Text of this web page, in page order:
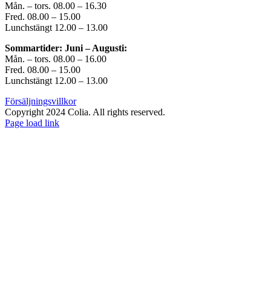
Mån. – tors. 08.00 – 16.30
Fred. 08.00 – 15.00
Lunchstängt 12.00 – 13.00
Sommartider: Juni – Augusti:
Mån. – tors. 08.00 – 16.00
Fred. 08.00 – 15.00
Lunchstängt 12.00 – 13.00
Försäljningsvillkor
Copyright 2024 Colia. All rights reserved.
Page load link